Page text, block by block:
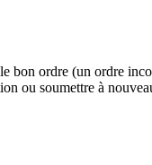
bon ordre (un ordre
ou soumettre à